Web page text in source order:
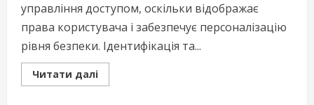
управління доступом, оскільки відображає
права користувача і забезпечує персоналізацію
рівня безпеки. Ідентифікація та...
Читати даліRead
more